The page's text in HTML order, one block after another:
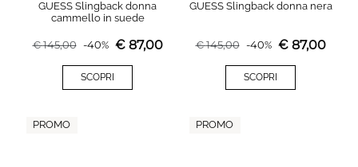
GUESS Slingback donna
cammello in suede
€145,00 -40% € 87,00
SCOPRI
GUESS Slingback donna nera
€145,00 -40% € 87,00
SCOPRI
PROMO PROMO